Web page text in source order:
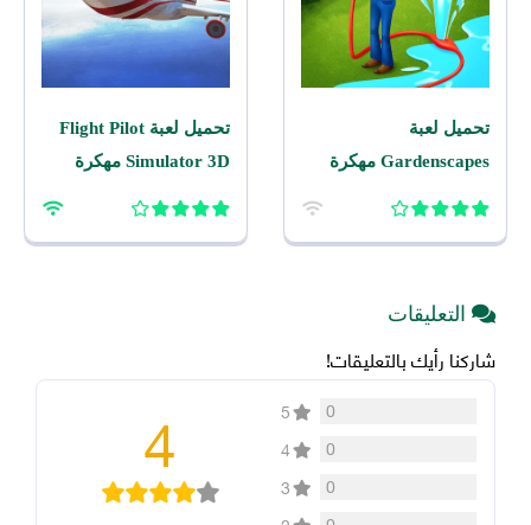
تحميل لعبة
Gardenscapes مهكرة
تحميل لعبة Flight Pilot
Simulator 3D مهكرة
التعليقات
شاركنا رأيك بالتعليقات!
0
5
0
4
0
3
4